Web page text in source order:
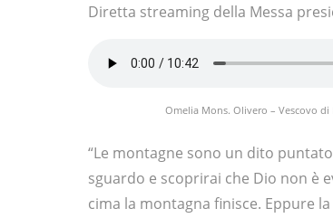
Diretta streaming della Messa
Omelia Mons. Olivero – Vescovo
“Le montagne sono un dito
sguardo e scoprirai che Dio non è
cima la montagna finisce. Eppure